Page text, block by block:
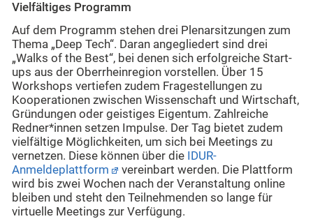
Vielfältiges Programm
Auf dem Programm stehen drei Plenarsitzungen zum
Thema „Deep Tech“. Daran angegliedert sind drei
„Walks of the Best“, bei denen sich erfolgreiche Start-
ups aus der Oberrheinregion vorstellen. Über 15
Workshops vertiefen zudem Fragestellungen zu
Kooperationen zwischen Wissenschaft und Wirtschaft,
Gründungen oder geistiges Eigentum. Zahlreiche
Redner*innen setzen Impulse. Der Tag bietet zudem
vielfältige Möglichkeiten, um sich bei Meetings zu
vernetzen. Diese können über die IDUR-
Anmeldeplattform
vereinbart werden. Die Plattform
wird bis zwei Wochen nach der Veranstaltung online
bleiben und steht den Teilnehmenden so lange für
virtuelle Meetings zur Verfügung.